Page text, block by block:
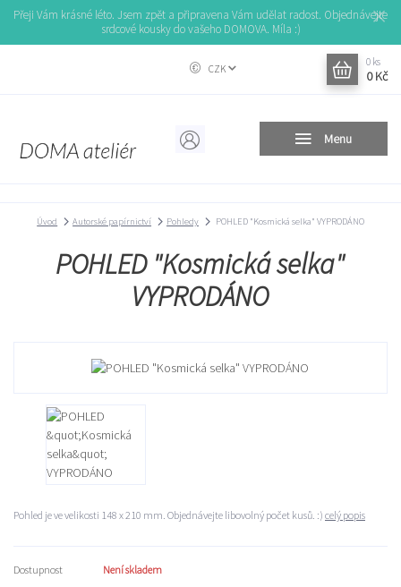
Přeji Vám krásné léto. Jsem zpět a připravena Vám udělat radost. Objednávejte
srdcové kousky do vašeho DOMOVA. Míla :)
Menu
CZK
0 ks
0 Kč
Úvod Autorské papírnictví Pohledy POHLED "Kosmická selka" VYPRODÁNO
POHLED "Kosmická selka"
VYPRODÁNO
Pohled je ve velikosti 148 x 210 mm. Objednávejte libovolný počet kusů. :) celý popis
Dostupnost Není skladem